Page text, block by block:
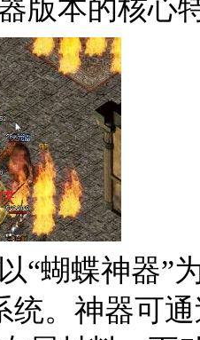
版本的核心
“蝴蝶神器”
统。神器可